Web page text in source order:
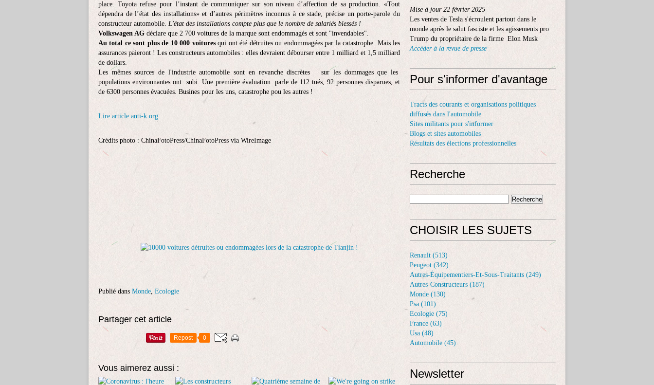
place. Toyota refuse pour l’instant de communiquer sur son niveau d’affection de sa production. «Tout
dépendra de l’état des installations» et d’autres périmètres inconnus à ce stade, précise un porte-parole du
constructeur automobile. L'état des installations compte plus que le nombre de salariés blessés !
Volkswagen AG déclare que 2 700 voitures de la marque sont endommagés et sont "invendables".
Au total ce sont plus de 10 000 voituresqui ont été détruites ou endommagées par la catastrophe. Mais les
assurances paieront ! Les constructeurs automobiles : elles devraient débourser entre 1 milliard et 1,5 milliard
de dollars.
Les mêmes sources de l'industrie automobile sont en revanche discrètes sur les dommages que les
populations environnantes ont subi. Une première évaluation parle de 112 tués, 92 personnes disparues, et
de 6300 personnes évacuées. Busines pour les uns, catastrophe pou les autres !
Lire article anti-k.org
Crédits photo : ChinaFotoPress/ChinaFotoPress via WireImage
Publié dans Monde, Ecologie
Partager cet article
Repost 0
Vous aimerez aussi :
Mise à jour 22 février 2025
Les ventes de Tesla s'écroulent partout dans le
monde après le salut fasciste et les agissements pro
Trump du propriétaire de la firme Elon Musk
Accéder à la revue de presse
Pour s'informer d'avantage
Tracts des courants et organisations politiques
diffusés dans l'automobile
Sites militants pour s'informer
Blogs et sites automobiles
Résultats des élections professionnelles
Recherche
CHOISIR LES SUJETS
Renault (513)
Peugeot (342)
Autres-Équipementiers-Et-Sous-Traitants (249)
Autres-Constructeurs (187)
Monde (130)
Psa (101)
Ecologie (75)
France (63)
Usa (48)
Automobile (45)
Newsletter